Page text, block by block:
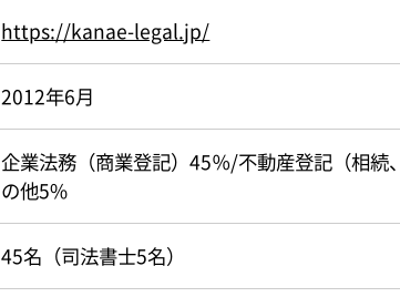
https://kanae-legal.jp/
2012年6月
企業法務（商業登記）45％/不動産登記（相
の他5%
45名（司法書士5名）